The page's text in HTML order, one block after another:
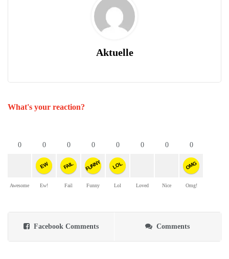
Aktuelle
What's your reaction?
0
Awesome
0
EW
Ew!
0
FAIL
Fail
0
FUNNY
Funny
0
LOL
Lol
0
Loved
0
Nice
0
OMG
Omg!
Facebook Comments Comments